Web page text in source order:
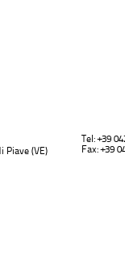
Piave (VE)
Tel: +39
Fax: +39